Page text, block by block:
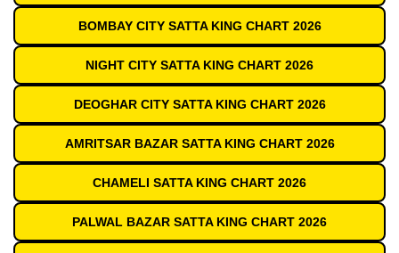
BOMBAY CITY SATTA KING CHART 2026
NIGHT CITY SATTA KING CHART 2026
DEOGHAR CITY SATTA KING CHART 2026
AMRITSAR BAZAR SATTA KING CHART 2026
CHAMELI SATTA KING CHART 2026
PALWAL BAZAR SATTA KING CHART 2026